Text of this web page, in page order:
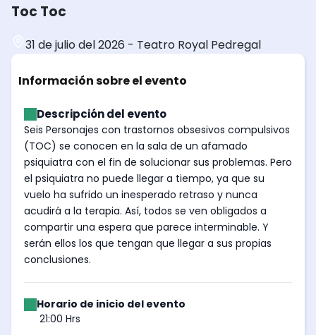
Toc Toc
31 de julio del 2026 - Teatro Royal Pedregal
Información sobre el evento
Descripción del evento
Seis Personajes con trastornos obsesivos compulsivos
(TOC) se conocen en la sala de un afamado
psiquiatra con el fin de solucionar sus problemas. Pero
el psiquiatra no puede llegar a tiempo, ya que su
vuelo ha sufrido un inesperado retraso y nunca
acudirá a la terapia. Así, todos se ven obligados a
compartir una espera que parece interminable. Y
serán ellos los que tengan que llegar a sus propias
conclusiones.
Horario de inicio del evento
21:00 Hrs